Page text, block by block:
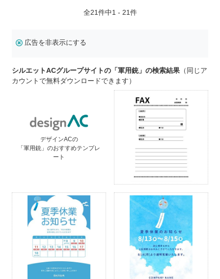
全21件中1 - 21件
広告を非表示にする
シルエットACグループサイトの「軍用銃」の検索結果 （同じア
カウントで無料ダウンロードできます）
デザインACの
「軍用銃」のおすすめテンプレ
ート